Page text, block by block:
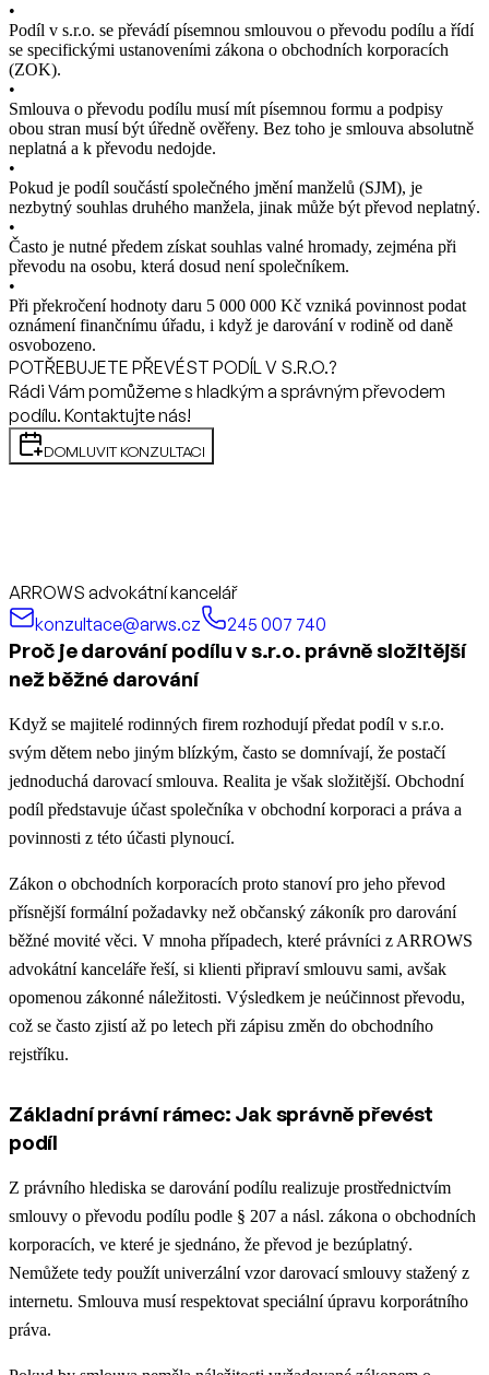
•
Podíl v s.r.o. se převádí písemnou smlouvou o převodu podílu a řídí
se specifickými ustanoveními zákona o obchodních korporacích
(ZOK).
•
Smlouva o převodu podílu musí mít písemnou formu a podpisy
obou stran musí být úředně ověřeny. Bez toho je smlouva absolutně
neplatná a k převodu nedojde.
•
Pokud je podíl součástí společného jmění manželů (SJM), je
nezbytný souhlas druhého manžela, jinak může být převod neplatný.
•
Často je nutné předem získat souhlas valné hromady, zejména při
převodu na osobu, která dosud není společníkem.
•
Při překročení hodnoty daru 5 000 000 Kč vzniká povinnost podat
oznámení finančnímu úřadu, i když je darování v rodině od daně
osvobozeno.
POTŘEBUJETE PŘEVÉST PODÍL V S.R.O.?
Rádi Vám pomůžeme s hladkým a správným převodem
podílu. Kontaktujte nás!
DOMLUVIT KONZULTACI
ARROWS advokátní kancelář
konzultace@arws.cz
245 007 740
Proč je darování podílu v s.r.o. právně složitější
než běžné darování
Když se majitelé rodinných firem rozhodují předat podíl v s.r.o.
svým dětem nebo jiným blízkým, často se domnívají, že postačí
jednoduchá darovací smlouva. Realita je však složitější. Obchodní
podíl představuje účast společníka v obchodní korporaci a práva a
povinnosti z této účasti plynoucí.
Zákon o obchodních korporacích proto stanoví pro jeho převod
přísnější formální požadavky než občanský zákoník pro darování
běžné movité věci. V mnoha případech, které právníci z ARROWS
advokátní kanceláře řeší, si klienti připraví smlouvu sami, avšak
opomenou zákonné náležitosti. Výsledkem je neúčinnost převodu,
což se často zjistí až po letech při zápisu změn do obchodního
rejstříku.
Základní právní rámec: Jak správně převést
podíl
Z právního hlediska se darování podílu realizuje prostřednictvím
smlouvy o převodu podílu podle § 207 a násl. zákona o obchodních
korporacích, ve které je sjednáno, že převod je bezúplatný.
Nemůžete tedy použít univerzální vzor darovací smlouvy stažený z
internetu. Smlouva musí respektovat speciální úpravu korporátního
práva.